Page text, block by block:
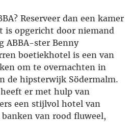
Reserveer dan een kamer
is opgericht door niemand
ABBA-ster Benny
boetiekhotel is een van
om te overnachten in
de hipsterwijk Södermalm.
er met hulp van
een stijlvol hotel van
van rood fluweel,